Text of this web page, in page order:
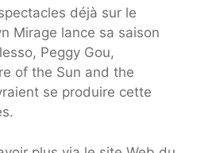
déjà sur le
Mirage lance sa saison
Peggy Gou,
of the Sun and the
se produire cette